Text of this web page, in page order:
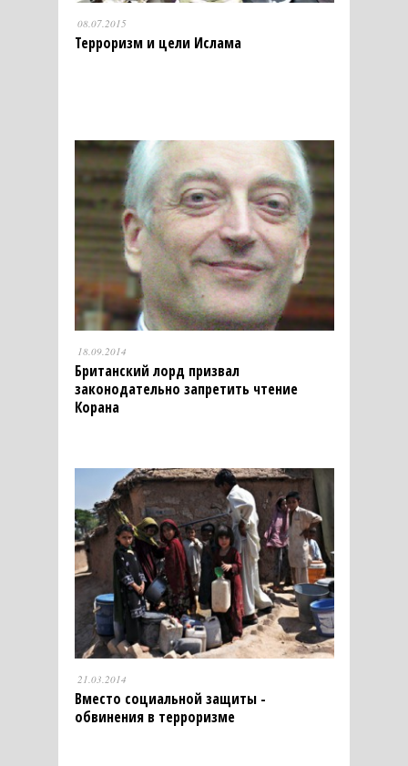
08.07.2015
Терроризм и цели Ислама
18.09.2014
Британский лорд призвал
законодательно запретить чтение
Корана
21.03.2014
Вместо социальной защиты -
обвинения в терроризме